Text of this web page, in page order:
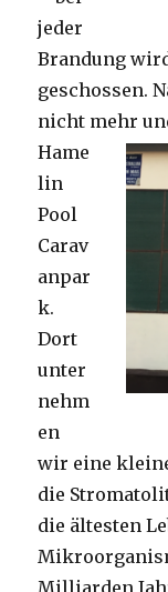
jeder
Brandung
geschossen.
nicht mehr
Hame
lin
Pool
Carav
anpar
k.
Dort
unter
nehm
en
wir eine
die
die ältesten
Milliarden